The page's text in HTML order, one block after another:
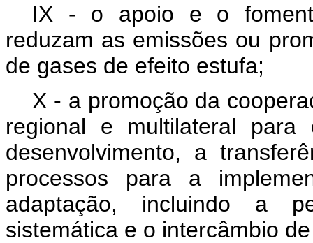
IX - o apoio e o
reduzam as emissões ou
de gases de efeito estufa;
X - a promoção da
regional e multilateral para
desenvolvimento, a
processos para a
adaptação, incluindo a
sistemática e o intercâmbio